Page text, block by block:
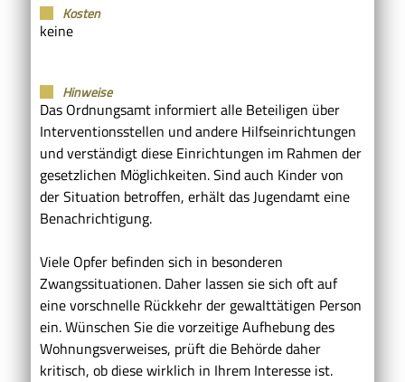
Kosten
keine
Hinweise
Das Ordnungsamt informiert alle Beteiligen über
Interventionsstellen und andere Hilfseinrichtungen
und verständigt diese Einrichtungen im Rahmen der
gesetzlichen Möglichkeiten. Sind auch Kinder von
der Situation betroffen, erhält das Jugendamt eine
Benachrichtigung.
Viele Opfer befinden sich in besonderen
Zwangssituationen. Daher lassen sie sich oft auf
eine vorschnelle Rückkehr der gewalttätigen Person
ein. Wünschen Sie die vorzeitige Aufhebung des
Wohnungsverweises, prüft die Behörde daher
kritisch, ob diese wirklich in Ihrem Interesse ist.